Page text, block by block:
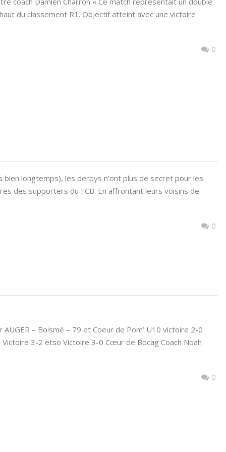
du classement R1. Objectif atteint avec une victoire
0
bien longtemps), les derbys n’ont plus de secret pour les
des supporters du FCB. En affrontant leurs voisins de
0
– Boismé – 79 et Coeur de Pom’ U10 victoire 2-0
3-2 etso Victoire 3-0 Cœur de Bocag Coach Noah
0